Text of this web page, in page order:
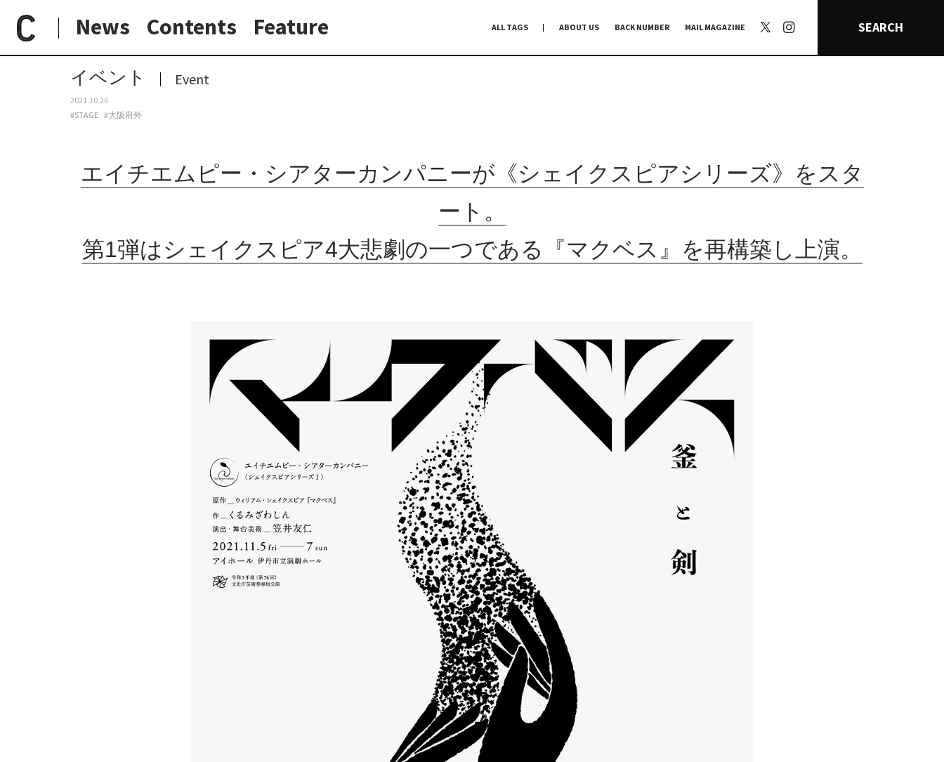
News Contents Feature ALL TAGS ABOUT US BACK NUMBER MAIL MAGAZINE SEARCH
日常と現場
paperC 今週のイベント
イベント Event
2021.10.26
#STAGE #大阪府外
エイチエムピー・シアターカンパニーが《シェイクスピアシリーズ》をスタ
ート。
第1弾はシェイクスピア4大悲劇の一つである『マクベス』を再構築し上演。